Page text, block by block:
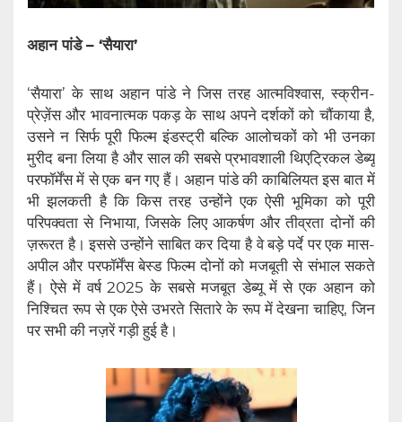
अहान पांडे – ‘सैयारा’
‘सैयारा’ के साथ अहान पांडे ने जिस तरह आत्मविश्वास, स्क्रीन-
प्रेज़ेंस और भावनात्मक पकड़ के साथ अपने दर्शकों को चौंकाया है,
उसने न सिर्फ पूरी फिल्म इंडस्ट्री बल्कि आलोचकों को भी उनका
मुरीद बना लिया है और साल की सबसे प्रभावशाली थिएट्रिकल डेब्यू
परफॉर्मेंस में से एक बन गए हैं। अहान पांडे की काबिलियत इस बात में
भी झलकती है कि किस तरह उन्होंने एक ऐसी भूमिका को पूरी
परिपक्वता से निभाया, जिसके लिए आकर्षण और तीव्रता दोनों की
ज़रूरत है। इससे उन्होंने साबित कर दिया है वे बड़े पर्दे पर एक मास-
अपील और परफॉर्मेंस बेस्ड फिल्म दोनों को मजबूती से संभाल सकते
हैं। ऐसे में वर्ष 2025 के सबसे मजबूत डेब्यू में से एक अहान को
निश्चित रूप से एक ऐसे उभरते सितारे के रूप में देखना चाहिए, जिन
पर सभी की नज़रें गड़ी हुई है।